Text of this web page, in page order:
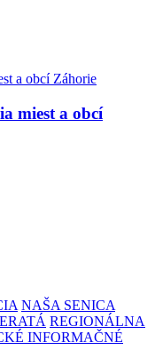
miest a obcí
NAŠA SENICA
REGIONÁLNA
INFORMAČNÉ